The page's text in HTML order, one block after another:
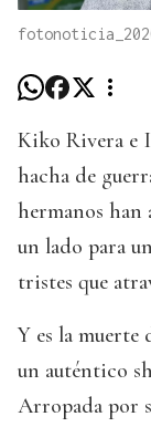
Kiko Rivera e
hacha de
hermanos han
un lado para
tristes que
Y es la muerte
un auténtico
Arropada por